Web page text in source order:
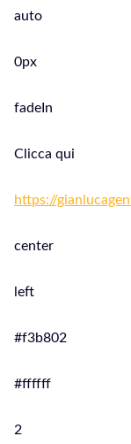
auto
0px
fadeIn
Clicca qui
https://
center
left
#f3b802
#ffffff
2